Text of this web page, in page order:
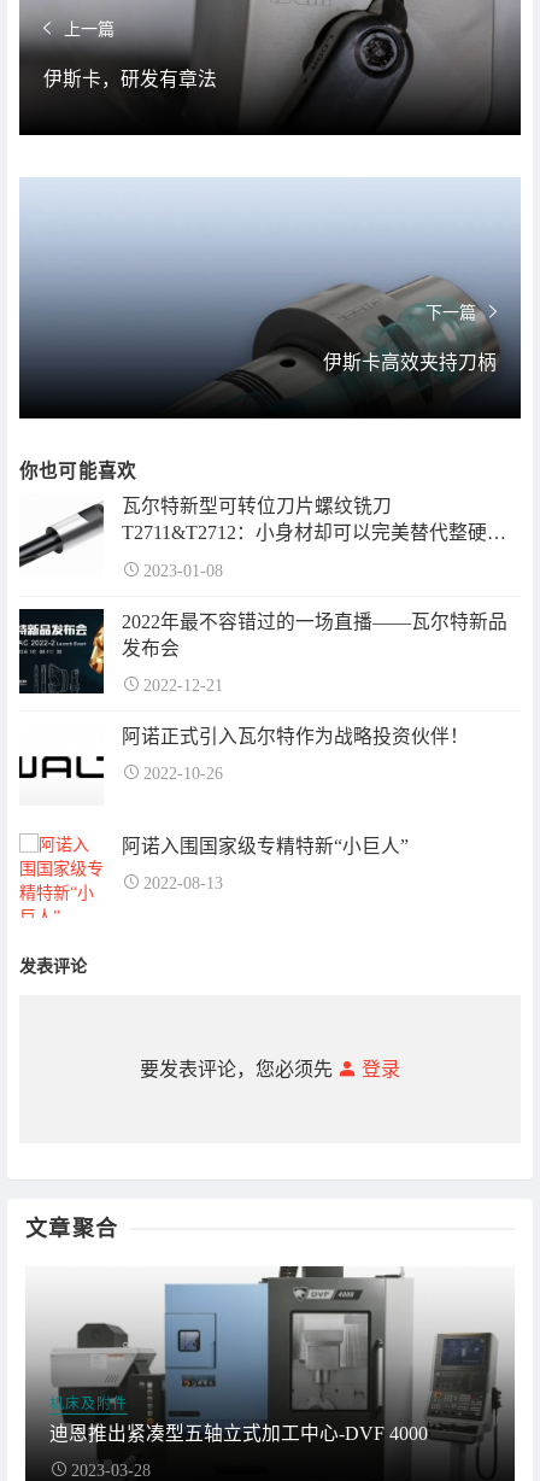
上一篇
伊斯卡，研发有章法
下一篇
伊斯卡高效夹持刀柄
你也可能喜欢
瓦尔特新型可转位刀片螺纹铣刀
T2711&T2712：小身材却可以完美替代整硬铣
刀
2023-01-08
2022年最不容错过的一场直播——瓦尔特新品
发布会
2022-12-21
阿诺正式引入瓦尔特作为战略投资伙伴！
2022-10-26
阿诺入围国家级专精特新“小巨人”
2022-08-13
发表评论
要发表评论，您必须先 登录
文章聚合
机床及附件
迪恩推出紧凑型五轴立式加工中心-DVF 4000
2023-03-28